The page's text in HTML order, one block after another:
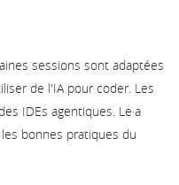
sessions sont adaptées
de l'IA pour coder. Les
IDEs agentiques. Le·a
bonnes pratiques du